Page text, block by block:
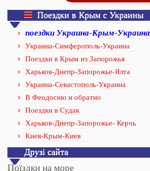
Поездки в Крым с Украины
поездки Украина-Крым-Украина
Украина-Симферополь-Украина
Поездки в Крым из Запорожья
Харьков-Днепр-Запорожье-Ялта
Украина-Севастополь-Украина
В Феодосию и обратно
Поездки в Судак
Харьков-Днепр-Запорожье- Керчь
Киев-Крым-Киев
Друзі сайта
Поїздки на море